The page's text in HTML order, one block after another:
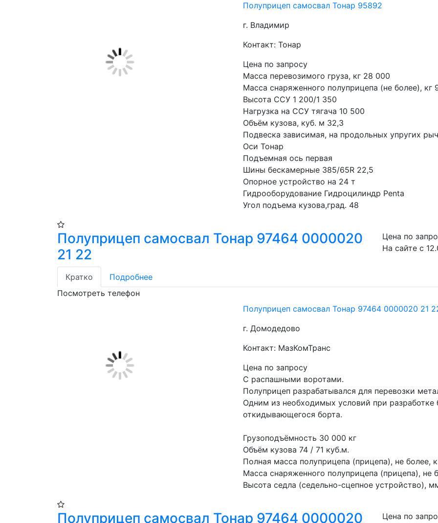
Полуприцеп самосвал Тонар 95892
г. Владимир
Контакт: Тонар
Цена по запросу
Масса перевозимого груза, кг 28 000
Масса снаряженного полуприцепа (не более), кг
Высота ССУ 1 200/1 350
Нагрузка на ССУ тягача 10 500
Объём кузова, куб. м 32,3
Подвеска зависимая, на продольных упругих
Оси Тонар
Подъемная ось первая
Шины бескамерные 385/65R 22,5
Опорное устройство на 24 т
Гидрооборудование Гидроцилиндр Penta
Угол подъема кузова,град. 48
Полуприцеп самосвал Тонар 97464 0000020
21 22
Цена по
На сайте с
Кратко
Подробнее
Посмотреть телефон
Полуприцеп самосвал Тонар 97464 0000020 21
г. Домодедово
Контакт: МазКомТранс
Цена по запросу
С распашными воротами.
Полуприцеп разрабатывался для перевозки
Одним из необходимых условий при
откидывающегося борта.
Грузоподъёмность 30 000 кг
Объём кузова 74 / 71 куб.м.
Полная масса полуприцепа (прицепа), не более,
Масса снаряженного полуприцепа (прицепа), не
Высота седла (седельно-сцепное устройство),
Полуприцеп самосвал Тонар 97464 0000020 Цена по